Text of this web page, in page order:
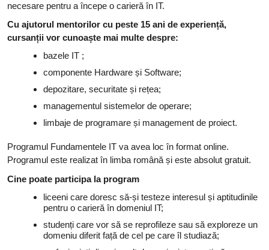
necesare pentru a începe o carieră în IT.
Cu ajutorul mentorilor cu peste 15 ani de experiență,
cursanții vor cunoaște mai multe despre:
bazele IT ;
componente Hardware și Software;
depozitare, securitate și rețea;
managementul sistemelor de operare;
limbaje de programare și management de proiect.
Programul Fundamentele IT va avea loc în format online.
Programul este realizat în limba română și este absolut gratuit.
Cine poate participa la program
liceeni care doresc să-și testeze interesul și aptitudinile
pentru o carieră în domeniul IT;
studenți care vor să se reprofileze sau să exploreze un
domeniu diferit față de cel pe care îl studiază;